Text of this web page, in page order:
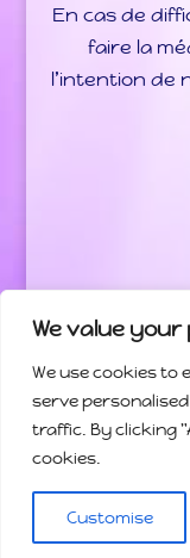
We value
We use cookies to
serve
traffic. By clicking
cookies.
Customise
En cas de
faire la
l’intention de
Bienvenue
Les